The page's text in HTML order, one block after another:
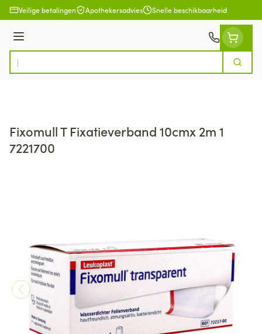
Ga naar de inhoud
Veilige betalingen Apothekersadvies Snelle beschikbaarheid
Menu
Product, merk, categorie...
Zoek
Fixomull T Fixatieverband 10cmx 2m 1
7221700